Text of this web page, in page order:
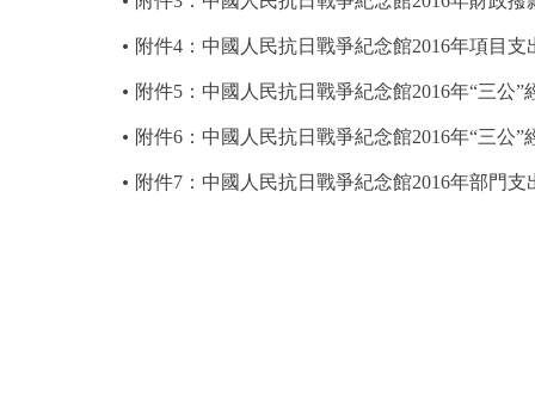
附件4：中國人民抗日戰爭紀念館2016年項目支
附件5：中國人民抗日戰爭紀念館2016年“三公
附件6：中國人民抗日戰爭紀念館2016年“三公
附件7：中國人民抗日戰爭紀念館2016年部門支